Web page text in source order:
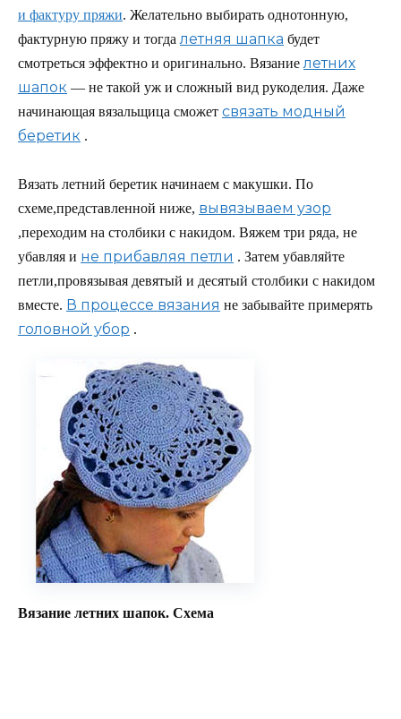
и фактуру пряжи. Желательно выбирать однотонную,
фактурную пряжу и тогда летняя шапка будет
смотреться эффектно и оригинально. Вязание летних
шапок — не такой уж и сложный вид рукоделия. Даже
начинающая вязальщица сможет связать модный
беретик .
Вязать летний беретик начинаем с макушки. По
схеме,представленной ниже, вывязываем узор
,переходим на столбики с накидом. Вяжем три ряда, не
убавляя и не прибавляя петли . Затем убавляйте
петли,провязывая девятый и десятый столбики с накидом
вместе. В процессе вязания не забывайте примерять
головной убор .
Вязание летних шапок. Схема